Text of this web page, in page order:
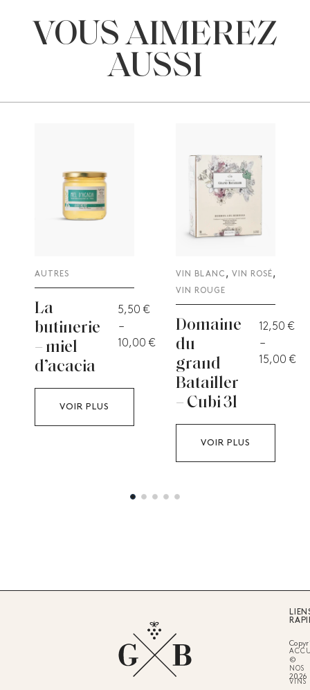
VOUS AIMEREZ
AUSSI
AUTRES
La
butinerie
– miel
d’acacia
5,50 €
–
10,00 €
VOIR PLUS
VIN BLANC , VIN ROSÉ,
VIN ROUGE
Domaine
du
grand
Batailler
– Cubi 3l
12,50 €
–
15,00 €
VOIR PLUS
NOS
VINS
©
2026